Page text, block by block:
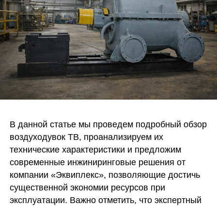
В данной статье мы проведем подробный обзор
воздуходувок TB, проанализируем их
технические характеристики и предложим
современные инжиниринговые решения от
компании «Эквиплекс», позволяющие достичь
существенной экономии ресурсов при
эксплуатации. Важно отметить, что экспертный